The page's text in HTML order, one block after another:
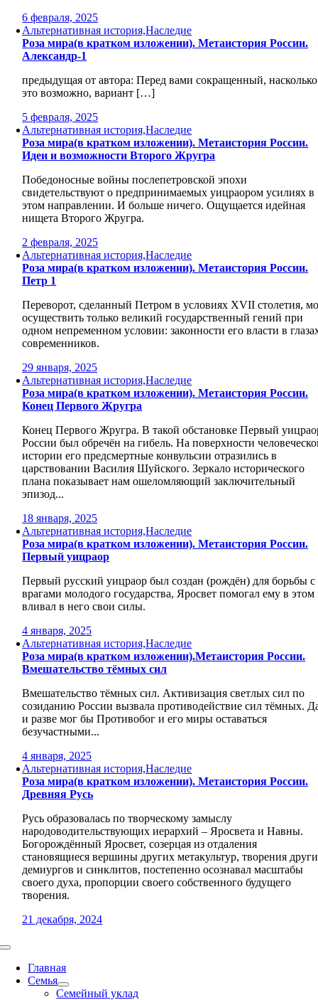
6 февраля, 2025
Альтернативная история,Наследие
Роза мира(в кратком изложении). Метаистория России.
Александр-1
предыдущая от автора: Перед вами сокращенный, насколько
это возможно, вариант […]
5 февраля, 2025
Альтернативная история,Наследие
Роза мира(в кратком изложении). Метаистория России.
Идеи и возможности Второго Жругра
Победоносные войны послепетровской эпохи
свидетельствуют о предпринимаемых уицраором усилиях в
этом направлении. И больше ничего. Ощущается идейная
нищета Второго Жругра.
2 февраля, 2025
Альтернативная история,Наследие
Роза мира(в кратком изложении). Метаистория России.
Петр 1
Переворот, сделанный Петром в условиях XVII столетия,
осуществить только великий государственный гений при
одном непременном условии: законности его власти в
современников.
29 января, 2025
Альтернативная история,Наследие
Роза мира(в кратком изложении). Метаистория России.
Конец Первого Жругра
Конец Первого Жругра. В такой обстановке Первый
России был обречён на гибель. На поверхности
истории его предсмертные конвульсии отразились в
царствовании Василия Шуйского. Зеркало исторического
плана показывает нам ошеломляющий заключительный
эпизод...
18 января, 2025
Альтернативная история,Наследие
Роза мира(в кратком изложении). Метаистория России.
Первый уицраор
Первый русский уицраор был создан (рождён) для борьбы с
врагами молодого государства, Яросвет помогал ему в этом
вливал в него свои силы.
4 января, 2025
Альтернативная история,Наследие
Роза мира(в кратком изложении).Метаистория России.
Вмешательство тёмных сил
Вмешательство тёмных сил. Активизация светлых сил по
созиданию России вызвала противодействие сил тёмных.
и разве мог бы Противобог и его миры оставаться
безучастными...
4 января, 2025
Альтернативная история,Наследие
Роза мира(в кратком изложении). Метаистория России.
Древняя Русь
Русь образовалась по творческому замыслу
народоводительствующих иерархий – Яросвета и Навны.
Богорождённый Яросвет, созерцая из отдаления
становящиеся вершины других метакультур, творения
демиургов и синклитов, постепенно осознавал масштабы
своего духа, пропорции своего собственного будущего
творения.
21 декабря, 2024
Toggle
NavigationГлавная
Семья
Семейный уклад